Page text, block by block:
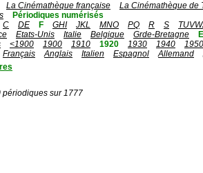
La Cinémathèque française La Cinémathèque de
Périodiques numérisés
C DE F GHI JKL MNO PQ R S
Etats-Unis Italie Belgique Grde-Bretagne
<1900 1900 1910 1920 1930 1940 1950
Français Anglais Italien Espagnol Allemand
périodiques sur 1777